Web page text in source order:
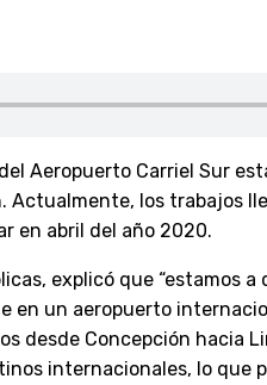
Aeropuerto Carriel Sur
Actualmente, los trabajos
en abril del año 2020.
explicó que “estamos
en un aeropuerto
desde Concepción hacia
internacionales, lo que